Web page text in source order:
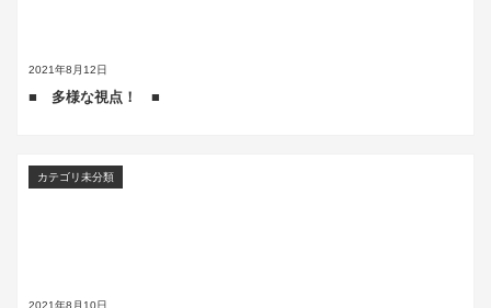
2021年8月12日
■ 多様な視点！ ■
2021年8月10日
カテゴリ未分類